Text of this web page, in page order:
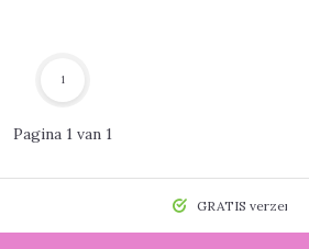
Pagina 1 van 1
1
GRATIS